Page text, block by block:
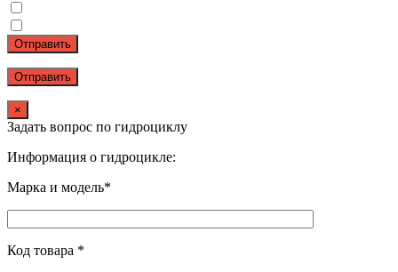
Отправить
×
Задать вопрос по гидроциклу
Информация о гидроцикле:
Марка и модель*
Код товара *